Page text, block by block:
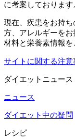
に考案しております
現在、疾患をお持
方、アレルギーをお
材料と栄養素情報を
サイトに関する注意
ダイエットニュー
ニュース
ダイエット中の疑問
レシピ